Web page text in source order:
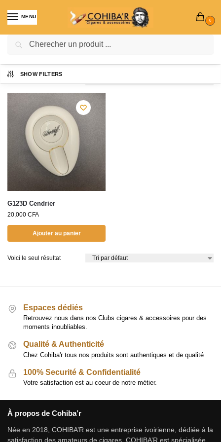
MENU
0
SHOW FILTERS
G123D Cendrier
20,000 CFA
Ajouter au panier
Voici le seul résultat
Espaces dédiés
Retrouvez nous dans nos Clubs cigares & accessoires pour des
moments inoubliables.
Qualité & Authenticité
Chez Cohiba'r tous nos produits sont authentiques et de qualité
100% Securité & Confidentialité
Votre satisfaction est au coeur de notre métier.
À propos de Cohiba’r
Née en 2018, COHIBA’R est une entreprise ivoirienne, dédiée à la
satisfaction des amateurs de cigares. COHIBA’R est spécialisée